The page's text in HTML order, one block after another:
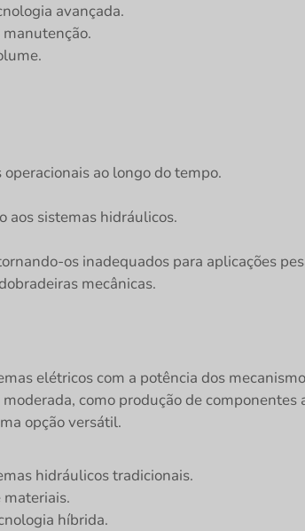
avançada.
ao longo do tempo.
aos sistemas hidráulicos.
os inadequados para aplicações
mecânicas.
elétricos com a potência dos
como produção de componentes
opção versátil.
hidráulicos tradicionais.
materiais.
híbrida.